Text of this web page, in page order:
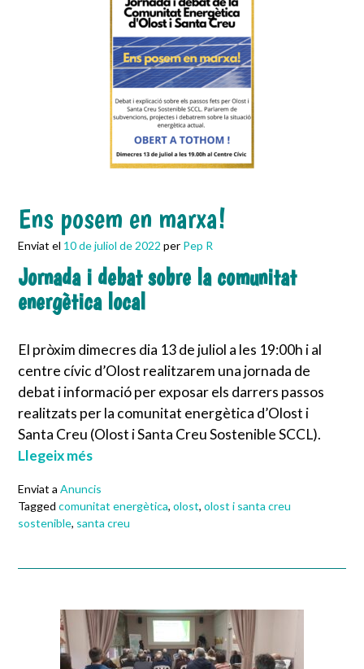
Ens posem en marxa!
Enviat el 10 de juliol de 2022 per Pep R
Jornada i debat sobre la comunitat
energètica local
El pròxim dimecres dia 13 de juliol a les 19:00h i al
centre cívic d’Olost realitzarem una jornada de
debat i informació per exposar els darrers passos
realitzats per la comunitat energètica d’Olost i
Santa Creu (Olost i Santa Creu Sostenible SCCL).
Llegeix més
Enviat a Anuncis
Tagged comunitat energètica, olost, olost i santa creu
sostenible, santa creu